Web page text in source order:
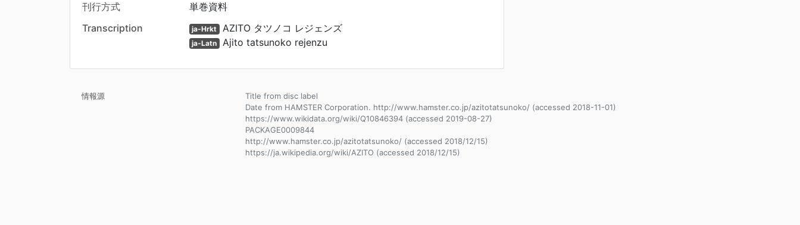
刊行方式
単巻資料
Transcription
ja-Hrkt AZITO タツノコ レジェンズ
ja-Latn Ajito tatsunoko rejenzu
情報源
Title from disc label
Date from HAMSTER Corporation. http://www.hamster.co.jp/azitotatsunoko/ (accessed 2018-11-01)
https://www.wikidata.org/wiki/Q10846394 (accessed 2019-08-27)
PACKAGE0009844
http://www.hamster.co.jp/azitotatsunoko/ (accessed 2018/12/15)
https://ja.wikipedia.org/wiki/AZITO (accessed 2018/12/15)